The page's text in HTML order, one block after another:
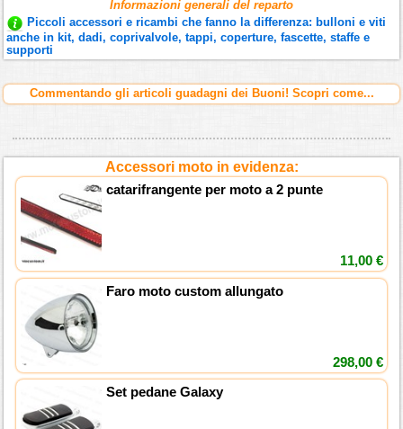
Informazioni generali del reparto
Piccoli accessori e ricambi che fanno la differenza: bulloni e viti
anche in kit, dadi, coprivalvole, tappi, coperture, fascette, staffe e
supporti
Commentando gli articoli guadagni dei Buoni! Scopri come...
Accessori moto in evidenza:
catarifrangente per moto a 2 punte
11,00 €
Faro moto custom allungato
298,00 €
Set pedane Galaxy